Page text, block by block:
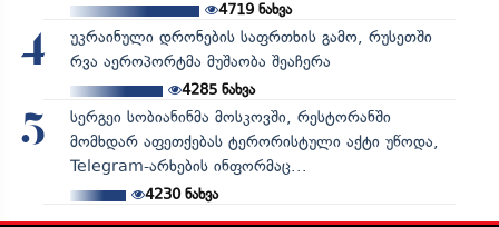
4719ნახვა
4
უკრაინული დრონების საფრთხის გამო, რუსეთში
რვა აეროპორტმა მუშაობა შეაჩერა
4285ნახვა
5
სერგეი სობიანინმა მოსკოვში, რესტორანში
მომხდარ აფეთქებას ტერორისტული აქტი უწოდა,
Telegram-არხების ინფორმაც...
4230ნახვა